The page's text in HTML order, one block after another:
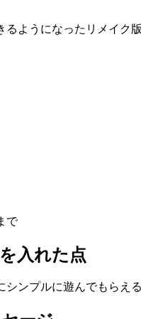
ようになったリメイク
で
入れた点
ンプルに遊んでもらえ